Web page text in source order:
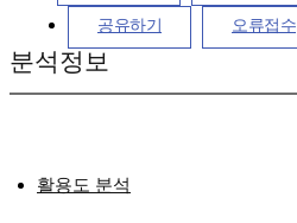
공유하기 오류접수
분석정보
활용도 분석